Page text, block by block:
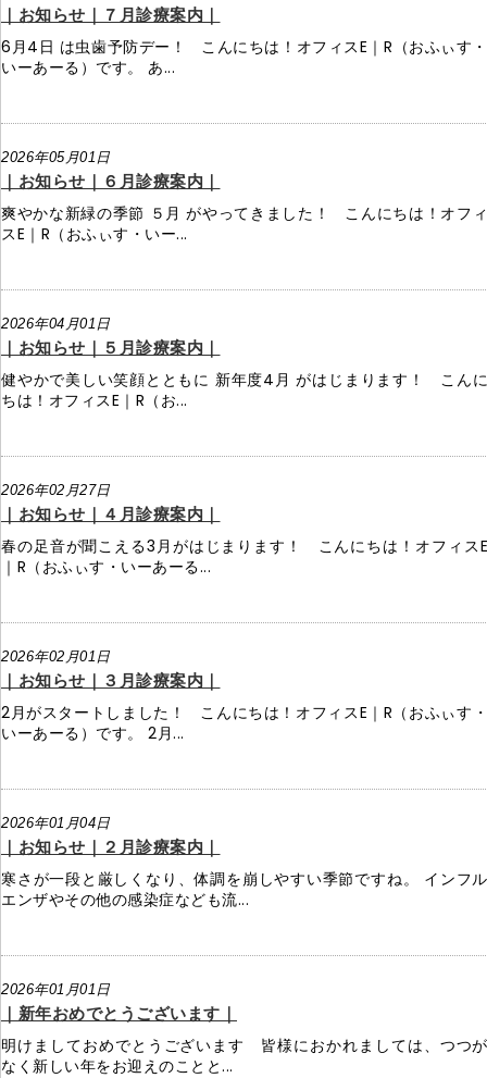
｜お知らせ｜７月診療案内｜
6月4日 は虫歯予防デー！ こんにちは！オフィスE｜R（おふぃす・
いーあーる）です。 あ...
2026年05月01日
｜お知らせ｜６月診療案内｜
爽やかな新緑の季節 ５月 がやってきました！ こんにちは！オフィ
スE｜R（おふぃす・いー...
2026年04月01日
｜お知らせ｜５月診療案内｜
健やかで美しい笑顔とともに 新年度4月 がはじまります！ こんに
ちは！オフィスE｜R（お...
2026年02月27日
｜お知らせ｜４月診療案内｜
春の足音が聞こえる3月がはじまります！ こんにちは！オフィスE
｜R（おふぃす・いーあーる...
2026年02月01日
｜お知らせ｜３月診療案内｜
2月がスタートしました！ こんにちは！オフィスE｜R（おふぃす・
いーあーる）です。 2月...
2026年01月04日
｜お知らせ｜２月診療案内｜
寒さが一段と厳しくなり、体調を崩しやすい季節ですね。 インフル
エンザやその他の感染症なども流...
2026年01月01日
｜新年おめでとうございます｜
明けましておめでとうございます 皆様におかれましては、つつが
なく新しい年をお迎えのことと...